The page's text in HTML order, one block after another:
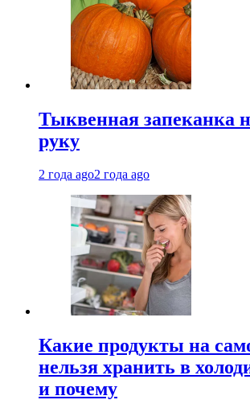
Тыквенная запеканка
руку
2 года ago2 года ago
Какие продукты на
нельзя хранить в
и почему